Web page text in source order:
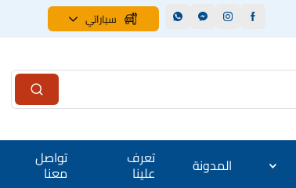
سياراتي
المدونة تعرف
علينا
تواصل
معنا